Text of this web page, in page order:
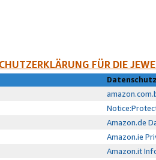
FÜR DIE
Amazon.de
Amazon.ie
Amazon.it